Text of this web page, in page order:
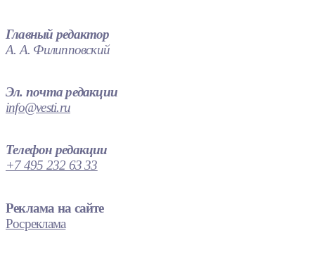
Главный редактор
А. А. Филипповский
Эл. почта редакции
info@vesti.ru
Телефон редакции
+7 495 232 63 33
Реклама на сайте
Росреклама